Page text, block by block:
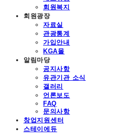
회원복지
회원광장
자료실
관광통계
가입안내
KGA몰
알림마당
공지사항
유관기관 소식
갤러리
언론보도
FAQ
문의사항
창업지원센터
스테이에듀